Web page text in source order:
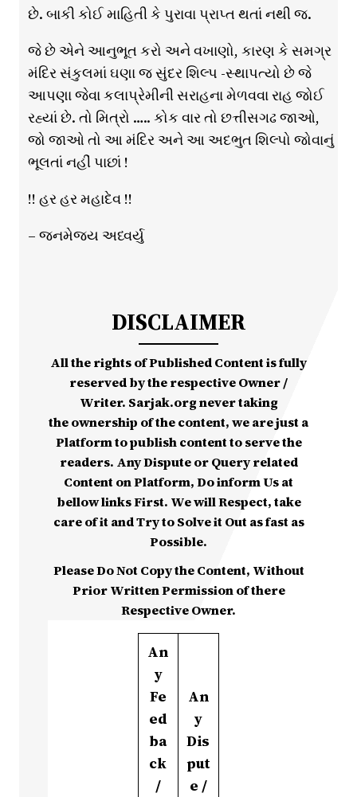
છે. બાકી કોઈ માહિતી કે પુરાવા પ્રાપ્ત થતાં નથી જ.
જે છે એને આનુભૂત કરો અને વખાણો, કારણ કે સમગ્ર
મંદિર સંકુલમાં ઘણા જ સુંદર શિલ્પ -સ્થાપત્યો છે જે
આપણા જેવા કલાપ્રેમીની સરાહના મેળવવા રાહ જોઈ
રહ્યાં છે. તો મિત્રો ….. કોક વાર તો છત્તીસગઢ જાઓ,
જો જાઓ તો આ મંદિર અને આ અદભુત શિલ્પો જોવાનું
ભૂલતાં નહીં પાછાં !
!! હર હર મહાદેવ !!
– જનમેજય અધ્વર્યુ
DISCLAIMER
All the rights of Published Content is fully
reserved by the respective Owner /
Writer. Sarjak.org never taking
the ownership of the content, we are just a
Platform to publish content to serve the
readers. Any Dispute or Query related
Content on Platform, Do inform Us at
bellow links First. We will Respect, take
care of it and Try to Solve it Out as fast as
Possible.
Please Do Not Copy the Content, Without
Prior Written Permission of there
Respective Owner.
An
y
Fe
ed
ba
ck
/
An
y
Dis
put
e /